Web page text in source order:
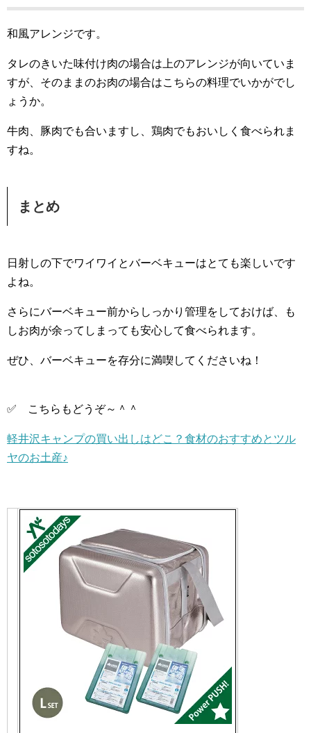
和風アレンジです。
タレのきいた味付け肉の場合は上のアレンジが向いていま
すが、そのままのお肉の場合はこちらの料理でいかがでし
ょうか。
牛肉、豚肉でも合いますし、鶏肉でもおいしく食べられま
すね。
まとめ
日射しの下でワイワイとバーベキューはとても楽しいです
よね。
さらにバーベキュー前からしっかり管理をしておけば、も
しお肉が余ってしまっても安心して食べられます。
ぜひ、バーベキューを存分に満喫してくださいね！
✅ こちらもどうぞ～＾＾
軽井沢キャンプの買い出しはどこ？食材のおすすめとツル
ヤのお土産♪